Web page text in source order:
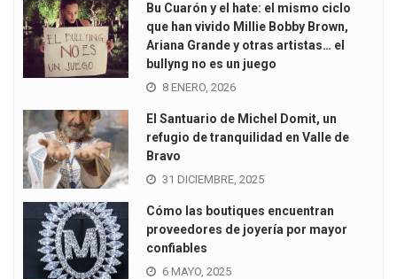
Bu Cuarón y el hate: el mismo ciclo
que han vivido Millie Bobby Brown,
Ariana Grande y otras artistas… el
bullyng no es un juego
8 ENERO, 2026
El Santuario de Michel Domit, un
refugio de tranquilidad en Valle de
Bravo
31 DICIEMBRE, 2025
Cómo las boutiques encuentran
proveedores de joyería por mayor
confiables
6 MAYO, 2025